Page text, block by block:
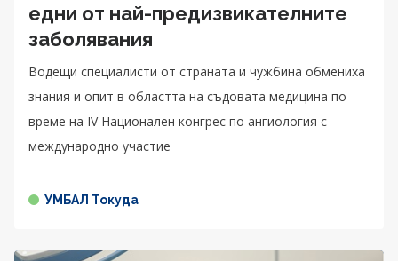
едни от най-предизвикателните
заболявания
Водещи специалисти от страната и чужбина обмениха
знания и опит в областта на съдовата медицина по
време на IV Национален конгрес по ангиология с
международно участие
УМБАЛ Токуда